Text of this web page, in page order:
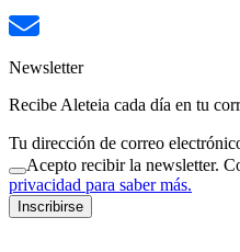
Newsletter
Recibe Aleteia cada día en tu
Tu dirección de correo
Acepto recibir la newsletter.
privacidad para saber más.
Inscribirse